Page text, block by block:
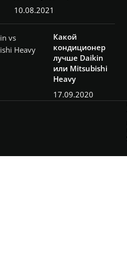
10.08.2021
Какой
кондиционер
лучше Daikin
или Mitsubishi
Heavy
17.09.2020